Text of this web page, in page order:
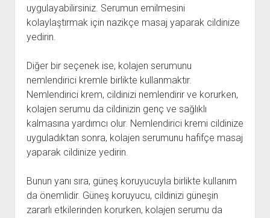
uygulayabilirsiniz. Serumun emilmesini
kolaylaştırmak için nazikçe masaj yaparak cildinize
yedirin.
Diğer bir seçenek ise, kolajen serumunu
nemlendirici kremle birlikte kullanmaktır.
Nemlendirici krem, cildinizi nemlendirir ve korurken,
kolajen serumu da cildinizin genç ve sağlıklı
kalmasına yardımcı olur. Nemlendirici kremi cildinize
uyguladıktan sonra, kolajen serumunu hafifçe masaj
yaparak cildinize yedirin.
Bunun yanı sıra, güneş koruyucuyla birlikte kullanım
da önemlidir. Güneş koruyucu, cildinizi güneşin
zararlı etkilerinden korurken, kolajen serumu da